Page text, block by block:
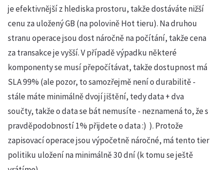
je efektivnější z hlediska prostoru, takže dostáváte nižší
cenu za uložený GB (na polovině Hot tieru). Na druhou
stranu operace jsou dost náročně na počítání, takže cena
za transakce je vyšší. V případě výpadku některé
komponenty se musí přepočítávat, takže dostupnost má
SLA 99% (ale pozor, to samozřejmě není o durabilitě -
stále máte minimálně dvojí jištění, tedy data + dva
součty, takže o data se bát nemusíte - neznamená to, že s
pravděpodobností 1% přijdete o data :) ). Protože
zapisovací operace jsou výpočetně náročné, má tento tier
politiku uložení na minimálně 30 dní (k tomu se ještě